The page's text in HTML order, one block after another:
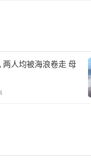
人均被海浪卷走 母